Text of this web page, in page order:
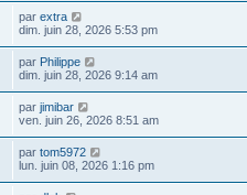
par extra
dim. juin 28, 2026 5:53 pm
par Philippe
dim. juin 28, 2026 9:14 am
par jimibar
ven. juin 26, 2026 8:51 am
par tom5972
lun. juin 08, 2026 1:16 pm